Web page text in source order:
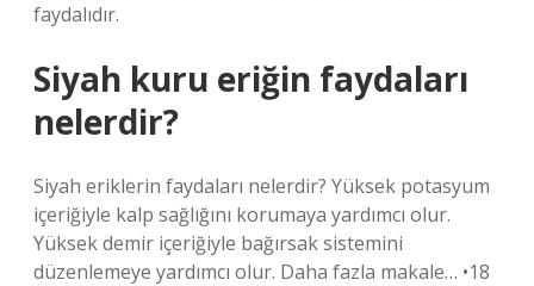
faydalıdır.
Siyah kuru eriğin faydaları
nelerdir?
Siyah eriklerin faydaları nelerdir? Yüksek potasyum
içeriğiyle kalp sağlığını korumaya yardımcı olur.
Yüksek demir içeriğiyle bağırsak sistemini
düzenlemeye yardımcı olur. Daha fazla makale… •18